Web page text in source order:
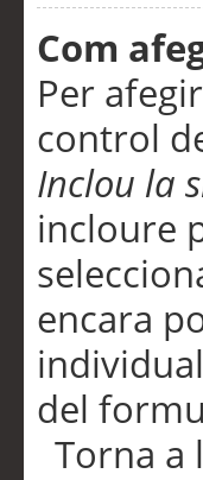
Com
Per
control
Inclou la
incloure
encara
del
Torna a